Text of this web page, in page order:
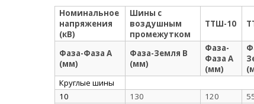
Номинальное
напряжения
(кВ)
Шины с
воздушным
промежутком
ТТШ-10
Фаза-Фаза А
(мм)
Фаза-Земля В
(мм)
Фаза-
Фаза А
(мм)
Круглые шины
10
130 120